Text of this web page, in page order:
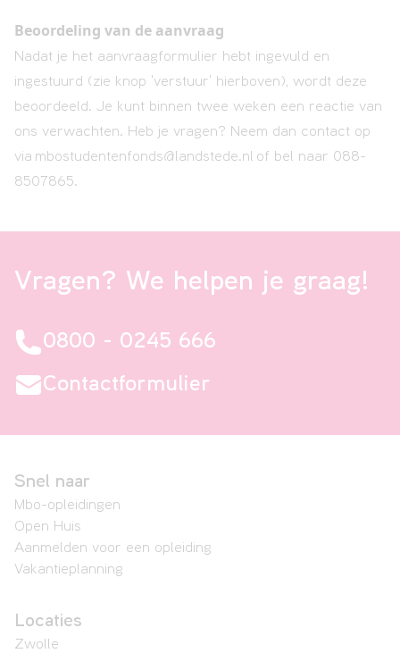
Beoordeling van de aanvraag
Nadat je het aanvraagformulier hebt ingevuld en
ingestuurd (zie knop 'verstuur' hierboven), wordt deze
beoordeeld. Je kunt binnen twee weken een reactie van
ons verwachten. Heb je vragen? Neem dan contact op
via mbostudentenfonds@landstede.nl of bel naar 088-
8507865.
Vragen? We helpen je graag!
0800 - 0245 666
Contactformulier
Snel naar
Mbo-opleidingen
Open Huis
Aanmelden voor een opleiding
Vakantieplanning
Locaties
Zwolle